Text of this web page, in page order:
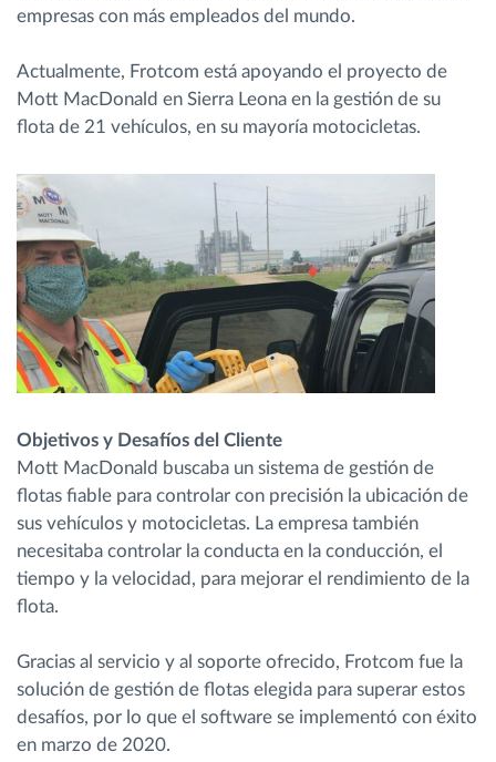
empresas con más empleados del mundo.
Actualmente, Frotcom está apoyando el proyecto de
Mott MacDonald en Sierra Leona en la gestión de su
flota de 21 vehículos, en su mayoría motocicletas.
Objetivos y Desafíos del Cliente
Mott MacDonald buscaba un sistema de gestión de
flotas fiable para controlar con precisión la ubicación de
sus vehículos y motocicletas. La empresa también
necesitaba controlar la conducta en la conducción, el
tiempo y la velocidad, para mejorar el rendimiento de la
flota.
Gracias al servicio y al soporte ofrecido, Frotcom fue la
solución de gestión de flotas elegida para superar estos
desafíos, por lo que el software se implementó con éxito
en marzo de 2020.